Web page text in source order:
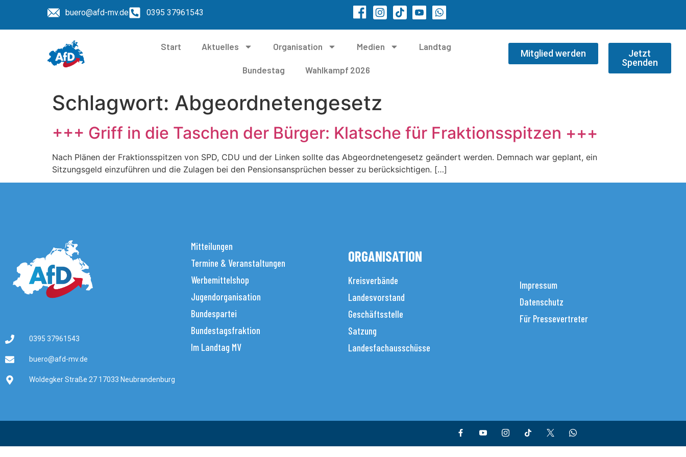
buero@afd-mv.de 0395 37961543
Start Aktuelles Organisation Medien Landtag
Bundestag Wahlkampf 2026
Mitglied werden
Jetzt
Spenden
Schlagwort: Abgeordnetengesetz
+++ Griff in die Taschen der Bürger: Klatsche für Fraktionsspitzen +++
Nach Plänen der Fraktionsspitzen von SPD, CDU und der Linken sollte das Abgeordnetengesetz geändert werden. Demnach war geplant, ein
Sitzungsgeld einzuführen und die Zulagen bei den Pensionsansprüchen besser zu berücksichtigen. […]
0395 37961543
buero@afd-mv.de
Woldegker Straße 27 17033 Neubrandenburg
Mitteilungen
Termine & Veranstaltungen
Werbemittelshop
Jugendorganisation
Bundespartei
Bundestagsfraktion
Im Landtag MV
ORGANISATION
Kreisverbände
Landesvorstand
Geschäftsstelle
Satzung
Landesfachausschüsse
Impressum
Datenschutz
Für Pressevertreter